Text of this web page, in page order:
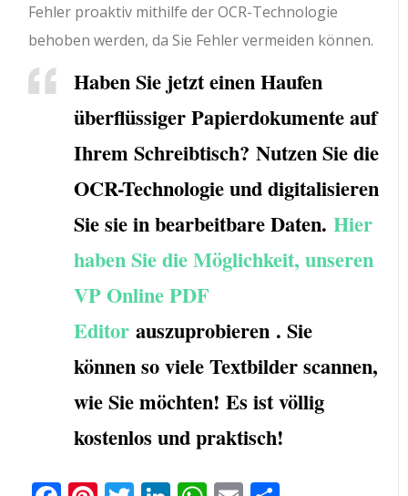
Fehler proaktiv mithilfe der OCR-Technologie
behoben werden, da Sie Fehler vermeiden können.
Haben Sie jetzt einen Haufen
überflüssiger Papierdokumente auf
Ihrem Schreibtisch? Nutzen Sie die
OCR-Technologie und digitalisieren
Sie sie in bearbeitbare Daten.Hier
haben Sie die Möglichkeit, unseren
VP Online PDF
Editor auszuprobieren . Sie
können so viele Textbilder scannen,
wie Sie möchten! Es ist völlig
kostenlos und praktisch!